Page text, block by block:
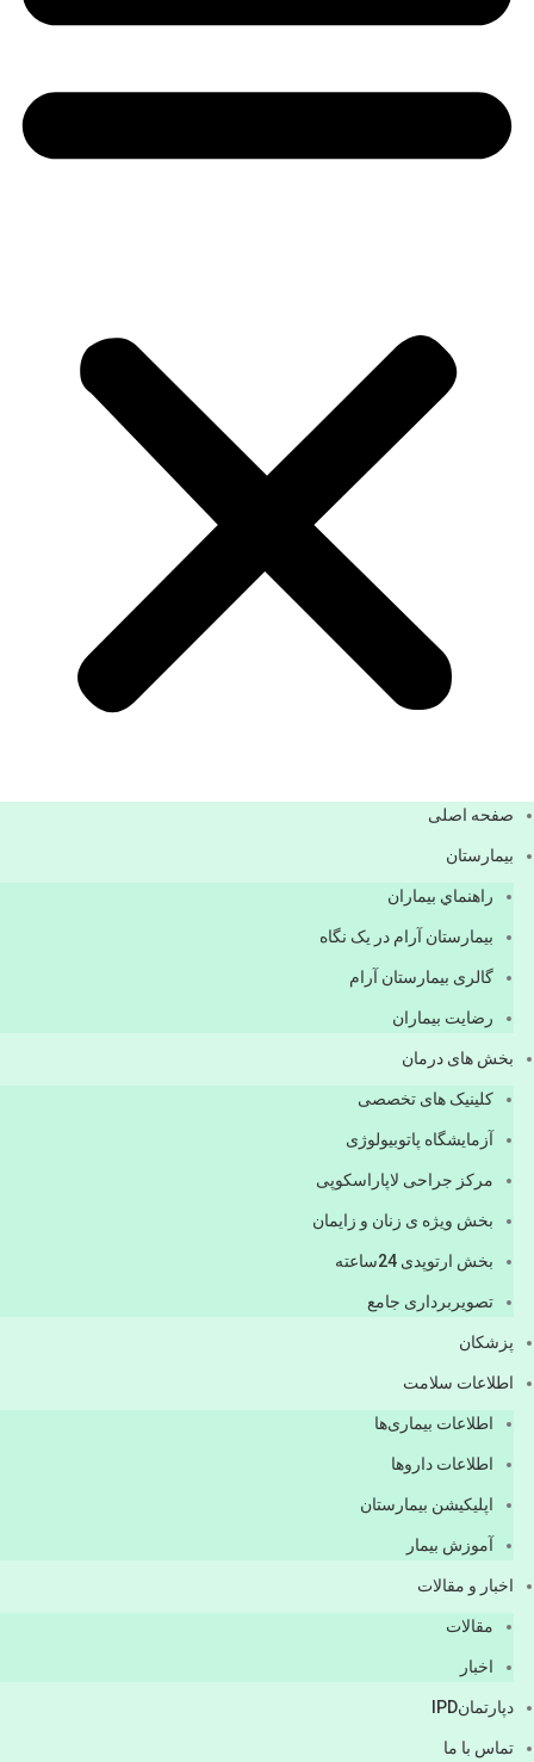
صفحه اصلی
بيمارستان
راهنماي بیماران
بیمارستان آرام در یک نگاه
گالری بیمارستان آرام
رضایت بیماران
بخش های درمان
کلینیک های تخصصی
آزمایشگاه پاتوبیولوژی
مرکز جراحی لاپاراسکوپی
بخش ویژه ی زنان و زایمان
بخش ارتوپدی 24ساعته
تصویربرداری جامع
پزشكان
اطلاعات سلامت
اطلاعات بیماری‌ها
اطلاعات دارو‌ها
اپليكيشن بيمارستان
آموزش بیمار
اخبار و مقالات
مقالات
اخبار
دپارتمانIPD
تماس با ما